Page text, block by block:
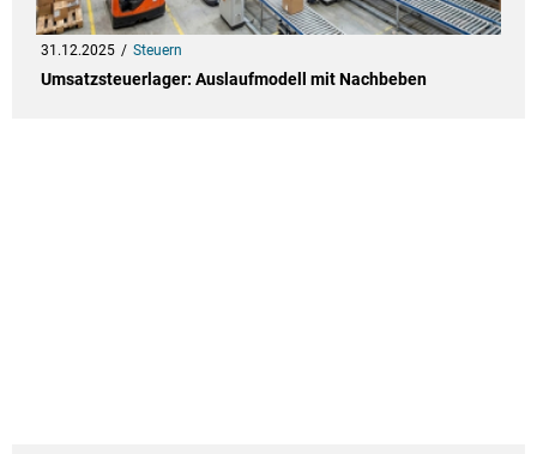
31.12.2025 Steuern
Umsatzsteuerlager: Auslaufmodell mit Nachbeben